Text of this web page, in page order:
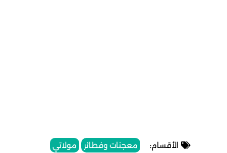
الأقسام: معجنات وفطائر مولاتي